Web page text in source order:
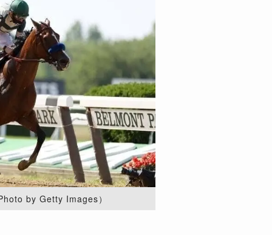
by Getty Images）